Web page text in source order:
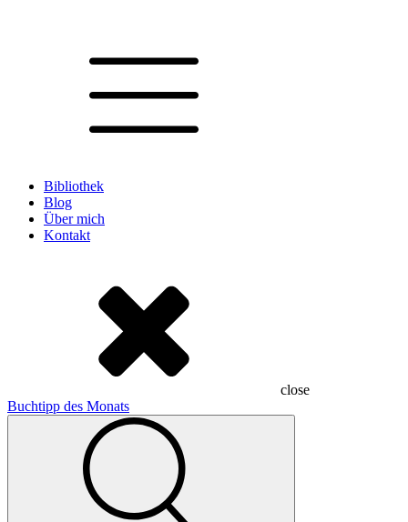
Bibliothek
Blog
Über mich
Kontakt
close
Buchtipp des Monats